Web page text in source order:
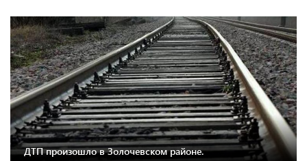
ДТП произошло в Золочевском районе.